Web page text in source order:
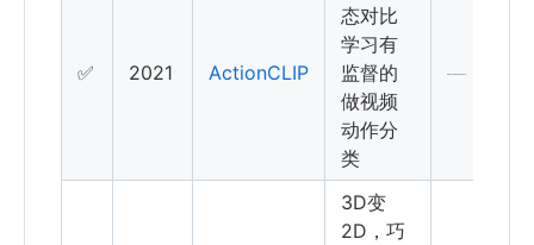
✅ 2021 ActionCLIP
态对比
学习有
监督的
做视频
动作分
类
3D变
2D，巧